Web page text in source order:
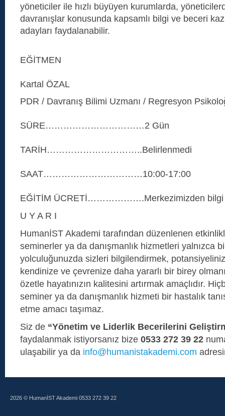
yöneticiler ile hızlı büyüyen kurumlarda,
davranışlar konusunda kapsamlı bilgi ve beceri
adayları faydalanabilir.
EĞİTMEN
Kartal ÖZAL
PDR / Davranış Bilimi Uzmanı / Regresyon
SÜRE……………………………2 Gün
TARİH…………………………..Belirlenmedi
SAAT……………………………10:00-17:00
EĞİTİM ÜCRETİ……………….Merkezimizden bilgi
U Y A R I
HumanİST Akademi tarafından düzenlenen
seminerler ya da danışmanlık hizmetleri yalnızca
yolculuğunuzda sizleri bilgilendirmek,
kendinize ve çevrenize daha yararlı bir birey
özetle hayatınızın kalitesini artırmak amaçlıdır.
seminer ya da danışmanlık hizmeti bir hastalık
etme amacı taşımaz.
Siz de “Yönetim ve Liderlik Becerilerini
faydalanmak istiyorsanız bize 0533 272 39 22
ulaşabilir ya da info@humanistakademi.com
2026 © HumanİST Akademi 0533 272 39 22